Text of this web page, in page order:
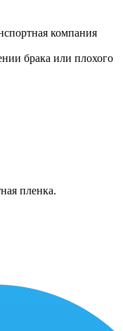
компания
брака или плохого
пленка.